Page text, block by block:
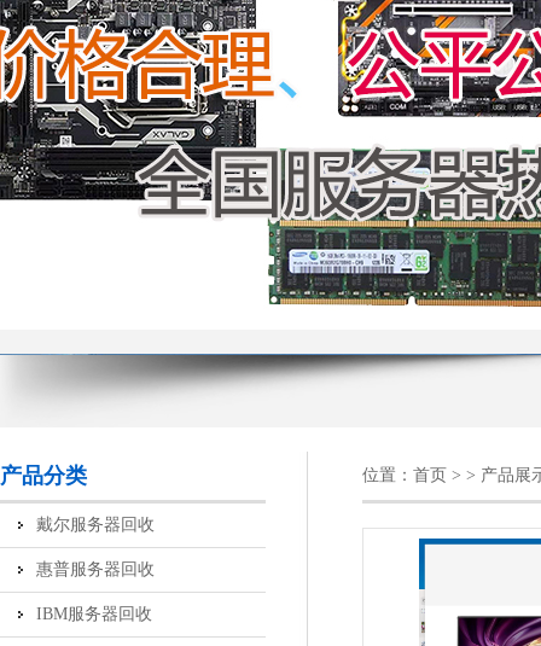
产品分类
戴尔服务器回收
惠普服务器回收
IBM服务器回收
位置： 首页 > > 产品展